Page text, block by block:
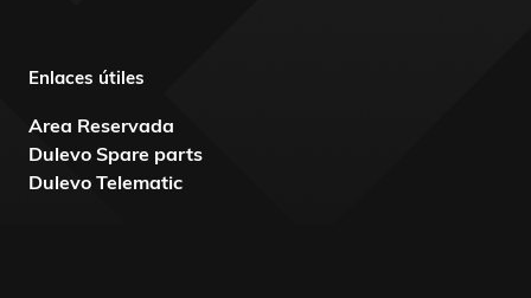
Enlaces útiles
Area Reservada
Dulevo Spare parts
Dulevo Telematic